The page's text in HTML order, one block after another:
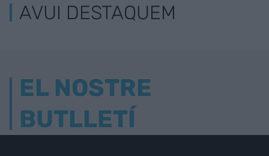
AVUI DESTAQUEM
EL NOSTRE
BUTLLETÍ